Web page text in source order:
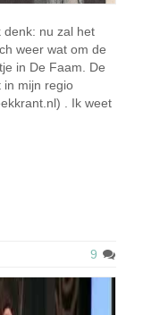
denk: nu zal het
weer wat om de
in De Faam. De
in mijn regio
. Ik weet
9